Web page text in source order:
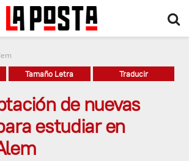
Tamaño Letra Traducir
de nuevas
estudiar en